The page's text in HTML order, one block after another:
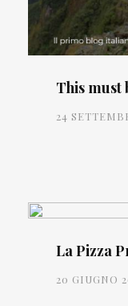
This must
24
La Pizza
20 GIUGNO